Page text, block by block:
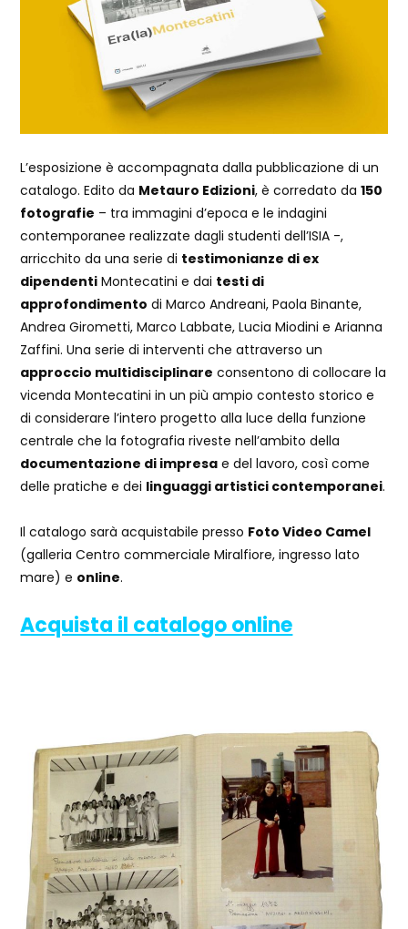
L’esposizione è accompagnata dalla pubblicazione di un
catalogo. Edito da Metauro Edizioni, è corredato da150
fotografie – tra immagini d’epoca e le indagini
contemporanee realizzate dagli studenti dell’ISIA -,
arricchito da una serie di testimonianze di ex
dipendenti Montecatini e dai testi di
approfondimento di Marco Andreani, Paola Binante,
Andrea Girometti, Marco Labbate, Lucia Miodini e Arianna
Zaffini. Una serie di interventi che attraverso un
approccio multidisciplinare consentono di collocare la
vicenda Montecatini in un più ampio contesto storico e
di considerare l’intero progetto alla luce della funzione
centrale che la fotografia riveste nell’ambito della
documentazione di impresa e del lavoro, così come
delle pratiche e dei linguaggi artistici contemporanei.
Il catalogo sarà acquistabile presso Foto Video Camel
(galleria Centro commerciale Miralfiore, ingresso lato
mare) e online.
Acquista il catalogo online